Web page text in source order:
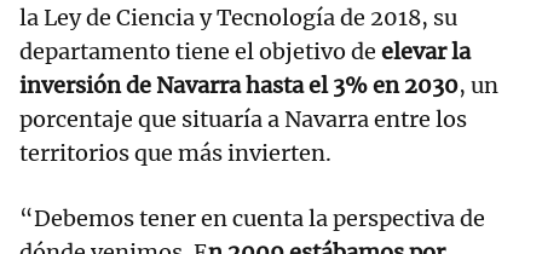
la Ley de Ciencia y Tecnología de 2018, su
departamento tiene el objetivo de elevar la
inversión de Navarra hasta el 3% en 2030, un
porcentaje que situaría a Navarra entre los
territorios que más invierten.
“Debemos tener en cuenta la perspectiva de